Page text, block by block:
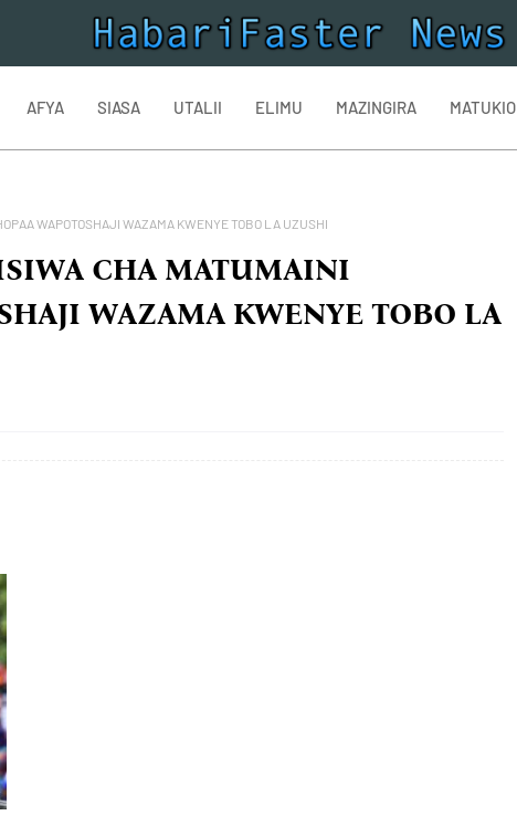
AFYA SIASA UTALII ELIMU MAZINGIRA MATUKIO
WAPOTOSHAJI WAZAMA KWENYE TOBO LA UZUSHI
CHA MATUMAINI
WAZAMA KWENYE TOBO LA